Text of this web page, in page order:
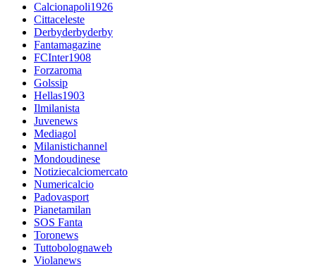
Calcionapoli1926
Cittaceleste
Derbyderbyderby
Fantamagazine
FCInter1908
Forzaroma
Golssip
Hellas1903
Ilmilanista
Juvenews
Mediagol
Milanistichannel
Mondoudinese
Notiziecalciomercato
Numericalcio
Padovasport
Pianetamilan
SOS Fanta
Toronews
Tuttobolognaweb
Violanews